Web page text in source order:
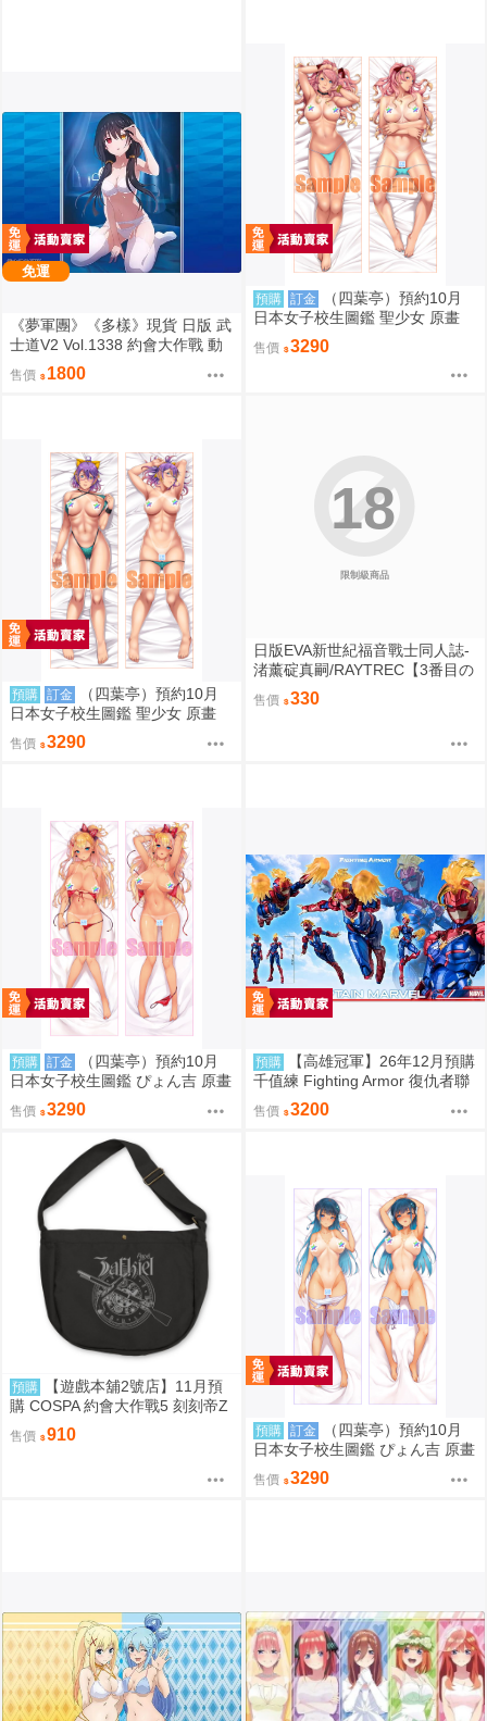
免運
《夢軍團》《多樣》現貨 日版 武
士道V2 Vol.1338 約會大作戰 動
漫桌墊 卡墊 時崎狂三
售價 1800
預購 訂金
（四葉亭）預約10月
日本女子校生圖鑑 聖少女 原畫
壬生川ほのか 日曬ver 抱枕套 08
26
售價 3290
預購 訂金
（四葉亭）預約10月
日本女子校生圖鑑 聖少女 原畫
常磐るり 日曬ver 抱枕套 0826
售價 3290
限制級商品
18
日版EVA新世紀福音戰士同人誌-
渚薰碇真嗣/RAYTREC【3番目の
呪い3】
售價 330
預購 訂金
（四葉亭）預約10月
日本女子校生圖鑑 ぴょん吉 原畫
国分寺美紗 日曬ver 抱枕套 0826
售價 3290
預購
【高雄冠軍】26年12月預購
千值練 Fighting Armor 復仇者聯
盟終局之戰 鋼鐵人 驚奇隊長 免
訂金0910
售價 3200
預購
【遊戲本舖2號店】11月預
購 COSPA 約會大作戰5 刻刻帝Z
aphkiel 報童包 0822
售價 910 預購 訂金
（四葉亭）預約10月
日本女子校生圖鑑 ぴょん吉 原畫
如月咲友里 日曬ver 抱枕套 0826
售價 3290